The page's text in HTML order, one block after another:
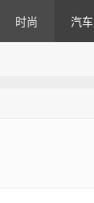
时尚 汽车